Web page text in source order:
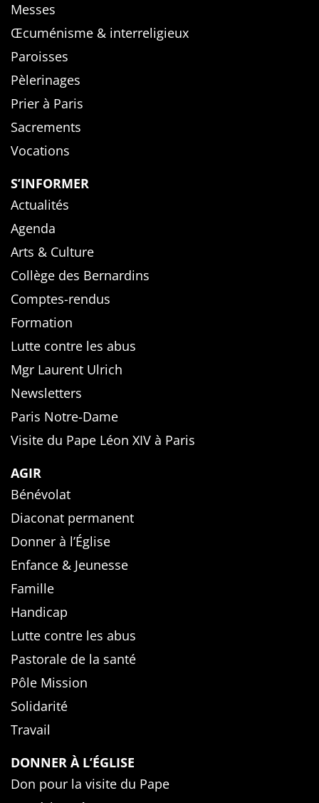
Messes
Œcuménisme & interreligieux
Paroisses
Pèlerinages
Prier à Paris
Sacrements
Vocations
S’INFORMER
Actualités
Agenda
Arts & Culture
Collège des Bernardins
Comptes-rendus
Formation
Lutte contre les abus
Mgr Laurent Ulrich
Newsletters
Paris Notre-Dame
Visite du Pape Léon XIV à Paris
AGIR
Bénévolat
Diaconat permanent
Donner à l’Église
Enfance & Jeunesse
Famille
Handicap
Lutte contre les abus
Pastorale de la santé
Pôle Mission
Solidarité
Travail
DONNER À L’ÉGLISE
Don pour la visite du Pape